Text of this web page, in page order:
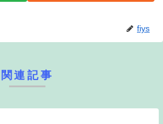
fiys
関連記事